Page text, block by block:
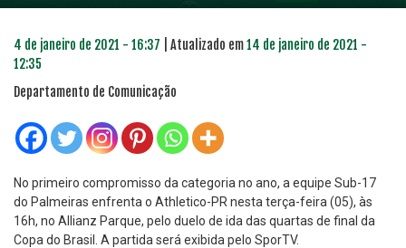
4 de janeiro de 2021 - 16:37 | Atualizado em14 de janeiro de 2021 -
12:35
Departamento de Comunicação
No primeiro compromisso da categoria no ano, a equipe Sub-17
do Palmeiras enfrenta o Athletico-PR nesta terça-feira (05), às
16h, no Allianz Parque, pelo duelo de ida das quartas de final da
Copa do Brasil. A partida será exibida pelo SporTV.